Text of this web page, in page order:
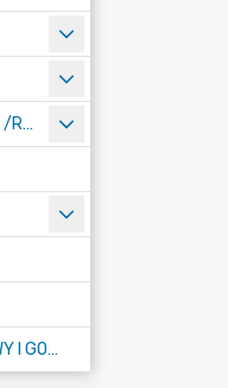
BEZPIECZEŃSTWO INFORMACJI /RODO/
INTERNETOWY MONITOR SĄDOWY I GOSPODARCZY